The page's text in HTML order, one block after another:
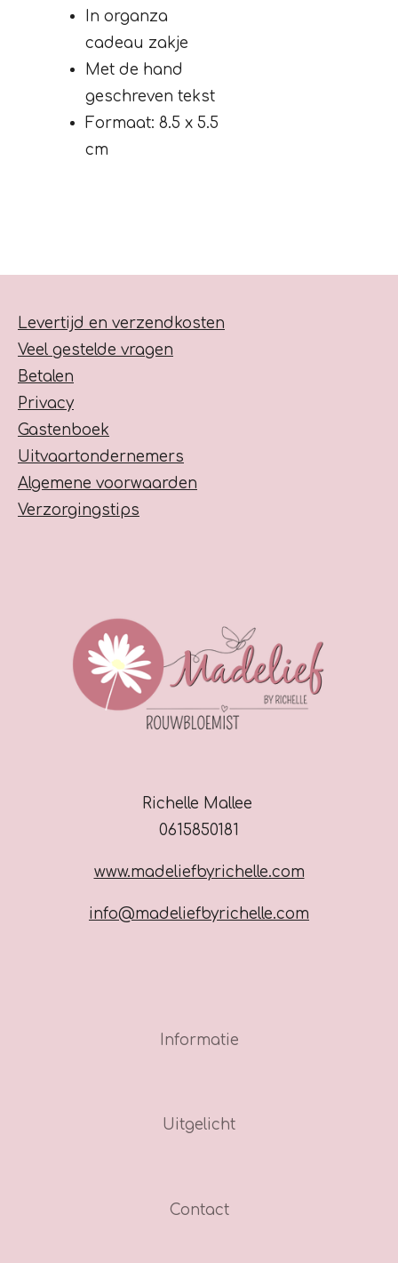
In organza
cadeau zakje
Met de hand
geschreven tekst
Formaat: 8.5 x 5.5
cm
Levertijd en verzendkosten
Veel gestelde vragen
Betalen
Privacy
Gastenboek
Uitvaartondernemers
Algemene voorwaarden
Verzorgingstips
Richelle Mallee
0615850181
www.madeliefbyrichelle.com
info@madeliefbyrichelle.com
Informatie
Uitgelicht
Contact